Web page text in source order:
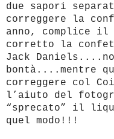
due sapori
correggere la
anno, complice il
corretto la
Jack
bontà....mentre
correggere col
l’aiuto del
“sprecato” il
quel modo!!!